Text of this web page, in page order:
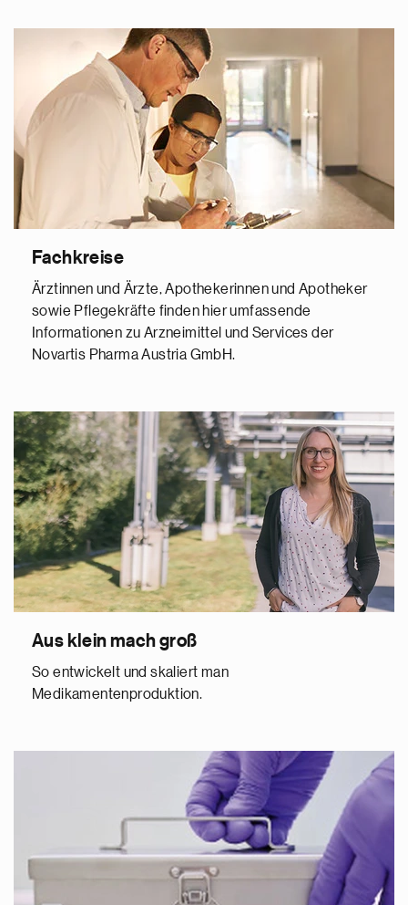
Fachkreise
Ärztinnen und Ärzte, Apothekerinnen und Apotheker
sowie Pflegekräfte finden hier umfassende
Informationen zu Arzneimittel und Services der
Novartis Pharma Austria GmbH.
Aus klein mach groß
So entwickelt und skaliert man
Medikamentenproduktion.